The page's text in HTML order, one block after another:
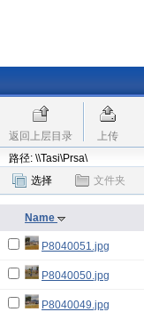
返回上层目录 上传
路径: \\Tasi\Prsa\
选择
文件夹
Name
P8040051.jpg
P8040050.jpg
P8040049.jpg